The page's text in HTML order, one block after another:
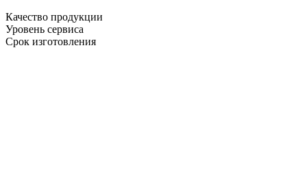
Качество продукции
Уровень сервиса
Срок изготовления